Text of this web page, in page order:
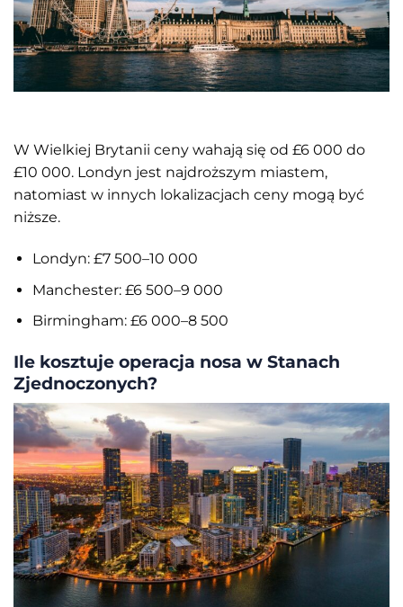
W Wielkiej Brytanii ceny wahają się od £6 000 do
£10 000. Londyn jest najdroższym miastem,
natomiast w innych lokalizacjach ceny mogą być
niższe.
Londyn: £7 500–10 000
Manchester: £6 500–9 000
Birmingham: £6 000–8 500
Ile kosztuje operacja nosa w Stanach
Zjednoczonych?